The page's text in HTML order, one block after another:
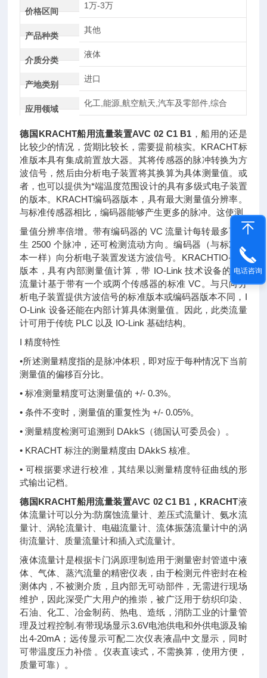
价格区间
1万-3万
产品种类
其他
介质分类
液体
产地类别
进口
应用领域
化工,能源,航空航天,汽车及零部件,综合
德国KRACHT船用流量装置AVC 02 C1 B1 ，船用的还是
比较少的情况，货期比较长，需要提前核实。KRACHT标
准版本具有集成前置放大器。其将传感器的脉冲转换为方
波信号，然后由分析电子装置将其换算为具体测量值。或
者，也可以提供为*端温度范围设计的具有多级式电子装置
的版本。KRACHT编码器版本，具有最大测量值分辨率。
与标准传感器相比，编码器能够产生更多的脉冲。这使测
量值分辨率倍增。带有编码器的 VC 流量计每转最多可产
生 2500 个脉冲，还可检测流动方向。编码器（与标准版
本一样）向分析电子装置发送方波信号。KRACHTIO-Link
版本，具有内部测量值计算，带 IO-Link 技术设备的 VC
流量计基于带有一个或两个传感器的标准 VC。与只向分
析电子装置提供方波信号的标准版本或编码器版本不同，I
O-Link 设备还能在内部计算具体测量值。因此，此类流量
计可用于传统 PLC 以及 IO-Link 基础结构。
I 精度特性
•所述测量精度指的是脉冲体积，即对应于每种情况下当前
测量值的偏移百分比。
• 标准测量精度可达测量值的 +/- 0.3%。
• 条件不变时，测量值的重复性为 +/- 0.05%。
• 测量精度检测可追溯到 DAkkS（德国认可委员会）。
• KRACHT 标注的测量精度由 DAkkS 核准。
• 可根据要求进行校准，其结果以测量精度特征曲线的形
式输出记档。
德国KRACHT船用流量装置AVC 02 C1 B1 ，KRACHT液
体流量计可以分为:防腐蚀流量计、差压式流量计、氨水流
量计、涡轮流量计、电磁流量计、流体振荡流量计中的涡
街流量计、质量流量计和插入式流量计。
液体流量计是根据卡门涡原理制造用于测量密封管道中液
体、气体、蒸汽流量的精密仪表，由于检测元件密封在检
测体内，不被测介质，且内部无可动部件，无需进行现场
维护，因此深受广大用户的推崇，被广泛用于纺织印染、
石油、化工、冶金制药、热电、造纸，消防工业的计量管
理及过程控制.有带现场显示3.6V电池供电和外供电源及输
出4-20mA；远传显示可配二次仪表液晶中文显示，同时
可带温度压力补偿 。仪表直读式，不需换算，使用方便，
质量可靠）。
电话咨询